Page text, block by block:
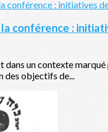
conférence :
dans un contexte
des objectifs de...